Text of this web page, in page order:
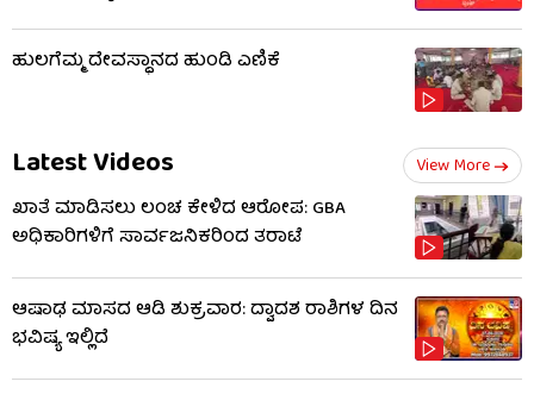
ಹುಲಗೆಮ್ಮ ದೇವಸ್ಥಾನದ ಹುಂಡಿ ಎಣಿಕೆ
Latest Videos View More
ಖಾತೆ ಮಾಡಿಸಲು ಲಂಚ ಕೇಳಿದ ಆರೋಪ: GBA
ಅಧಿಕಾರಿಗಳಿಗೆ ಸಾರ್ವಜನಿಕರಿಂದ ತರಾಟೆ
ಆಷಾಢ ಮಾಸದ ಆಡಿ ಶುಕ್ರವಾರ: ದ್ವಾದಶ ರಾಶಿಗಳ ದಿನ
ಭವಿಷ್ಯ ಇಲ್ಲಿದೆ